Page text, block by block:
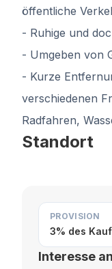
öffentliche
- Ruhige und
- Umgeben von
- Kurze
verschiedenen
Radfahren,
Standort
PROVISION
3% des
Interesse